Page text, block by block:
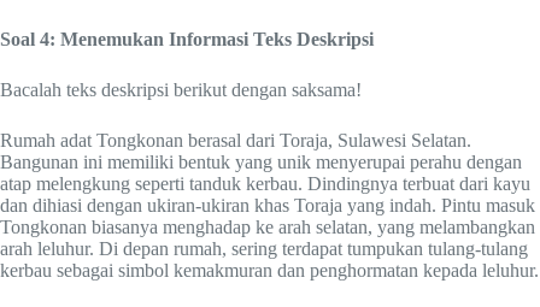
Soal 4: Menemukan Informasi Teks Deskripsi
Bacalah teks deskripsi berikut dengan saksama!
Rumah adat Tongkonan berasal dari Toraja, Sulawesi Selatan.
Bangunan ini memiliki bentuk yang unik menyerupai perahu dengan
atap melengkung seperti tanduk kerbau. Dindingnya terbuat dari kayu
dan dihiasi dengan ukiran-ukiran khas Toraja yang indah. Pintu masuk
Tongkonan biasanya menghadap ke arah selatan, yang melambangkan
arah leluhur. Di depan rumah, sering terdapat tumpukan tulang-tulang
kerbau sebagai simbol kemakmuran dan penghormatan kepada leluhur.